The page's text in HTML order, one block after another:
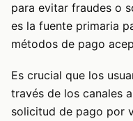
para evitar fraudes o
es la fuente primaria
métodos de pago
Es crucial que los
través de los canales
solicitud de pago por